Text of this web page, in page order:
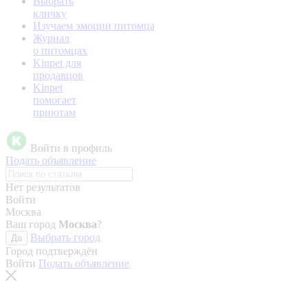
кличку
Изучаем эмоции питомца
Журнал
о питомцах
Kinpet для
продавцов
Kinpet
помогает
приютам
Войти в профиль
Подать объявление
Нет результатов
Войти
Москва
Ваш город Москва?
Да
Выбрать город
Город подтверждён
Войти Подать объявление